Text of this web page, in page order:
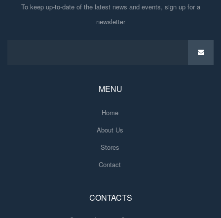
To keep up-to-date of the latest news and events, sign up for a
newsletter
MENU
Home
About Us
Stores
Contact
CONTACTS